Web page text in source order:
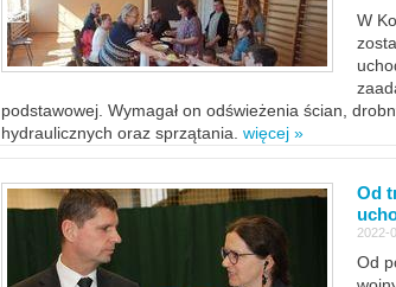
W
podstawowej. Wymagał on odświeżenia ścian,
hydraulicznych oraz sprzątania. więcej »
Od
2022-
Od